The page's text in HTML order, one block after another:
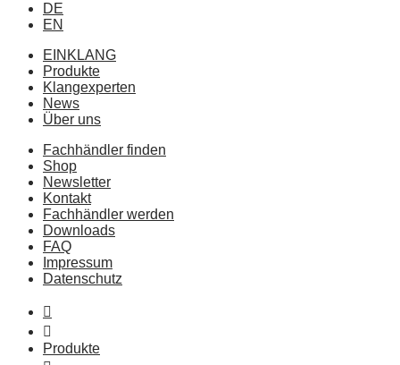
DE
EN
EINKLANG
Produkte
Klangexperten
News
Über uns
Fachhändler finden
Shop
Newsletter
Kontakt
Fachhändler werden
Downloads
FAQ
Impressum
Datenschutz
Produkte